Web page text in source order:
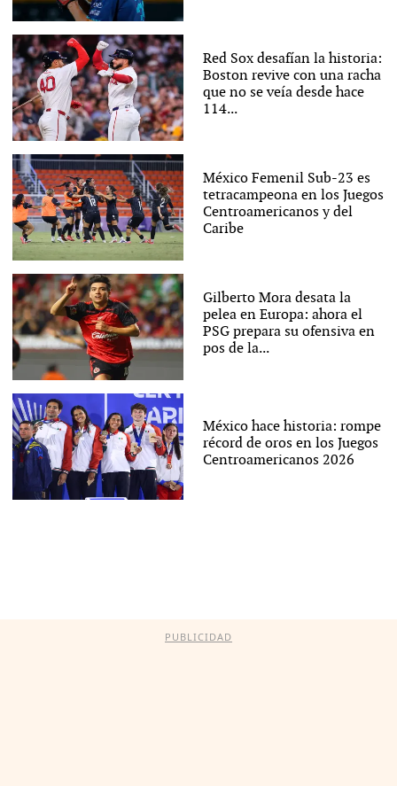
Red Sox desafían la historia:
Boston revive con una racha
que no se veía desde hace
114...
México Femenil Sub-23 es
tetracampeona en los Juegos
Centroamericanos y del
Caribe
Gilberto Mora desata la
pelea en Europa: ahora el
PSG prepara su ofensiva en
pos de la...
México hace historia: rompe
récord de oros en los Juegos
Centroamericanos 2026
PUBLICIDAD